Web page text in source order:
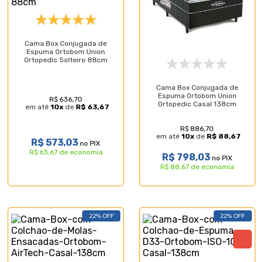
Cama Box Conjugada de
Espuma Ortobom Union
Ortopedic Solteiro 88cm
R$ 636,70
em até 10xde R$ 63,67
R$ 573,03 no PIX
R$ 63,67 de economia
Cama Box Conjugada de
Espuma Ortobom Union
Ortopedic Casal 138cm
R$ 886,70
em até 10xde R$ 88,67
R$ 798,03no PIX
R$ 88,67 de economia
22% OFF 22% OFF